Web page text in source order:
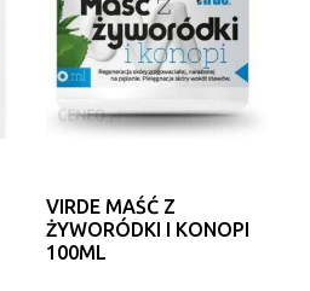
VIRDE MAŚĆ Z
ŻYWORÓDKI I KONOPI
100ML